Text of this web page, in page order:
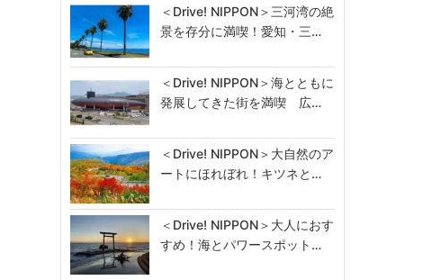
＜Drive! NIPPON＞三河湾の絶
景を存分に満喫！愛知・三…
＜Drive! NIPPON＞海とともに
発展してきた街を満喫 広…
＜Drive! NIPPON＞大自然のア
ートにほれぼれ！キツネと…
＜Drive! NIPPON＞大人におす
すめ！海とパワースポット…